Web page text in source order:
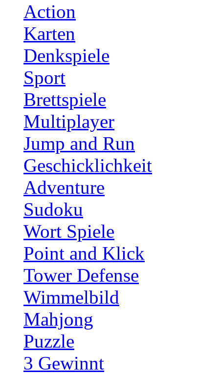
Action
Karten
Denkspiele
Sport
Brettspiele
Multiplayer
Jump and Run
Geschicklichkeit
Adventure
Sudoku
Wort Spiele
Point and Klick
Tower Defense
Wimmelbild
Mahjong
Puzzle
3 Gewinnt